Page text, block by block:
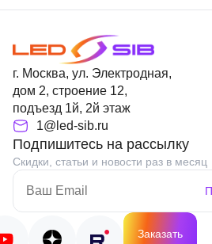
г. Москва, ул. Электродная,
дом 2, строение 12,
подъезд 1й, 2й этаж
1@led-sib.ru
Подпишитесь на рассылку
Скидки, статьи и новости раз в месяц
Заказать